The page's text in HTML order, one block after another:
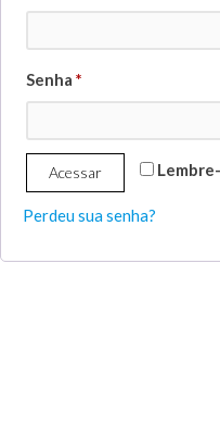
Senha *
Acessar
Perdeu sua senha?